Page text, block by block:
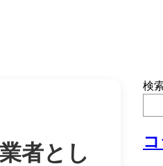
者とし
検